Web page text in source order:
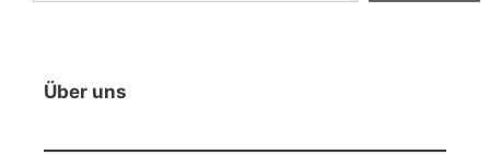
Über uns